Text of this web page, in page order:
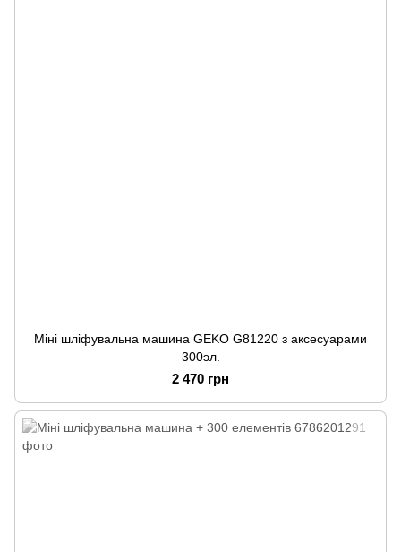
Міні шліфувальна машина GEKO G81220 з аксесуарами
300эл.
2 470 грн